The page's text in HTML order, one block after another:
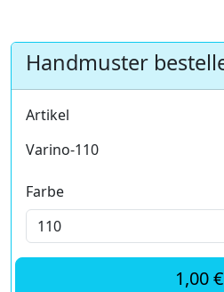
Handmuster
Artikel
Varino-110
Farbe
1,00 €